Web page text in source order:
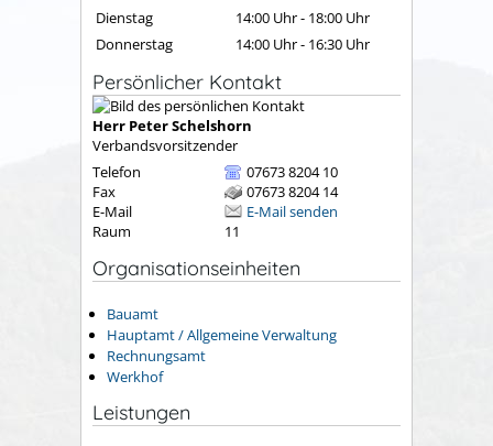
Dienstag
14:00 Uhr- 18:00 Uhr
Donnerstag
14:00 Uhr- 16:30 Uhr
Persönlicher Kontakt
Herr PeterSchelshorn
Verbandsvorsitzender
Telefon
07673 8204 10
Fax
07673 8204 14
E-Mail
E-Mail senden
Raum
11
Organisationseinheiten
Bauamt
Hauptamt / Allgemeine Verwaltung
Rechnungsamt
Werkhof
Leistungen